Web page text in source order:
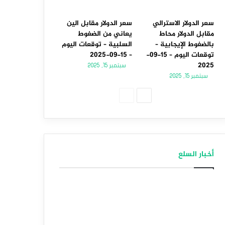
سعر الدولار الاسترالي
مقابل الدولار محاط
بالضغوط الإيجابية –
توقعات اليوم – 15-09-
2025
سبتمبر 15, 2025
سعر الدولار مقابل الين
يعاني من الضغوط
السلبية – توقعات اليوم
– 15-09-2025
سبتمبر 15, 2025
أخبار السلع